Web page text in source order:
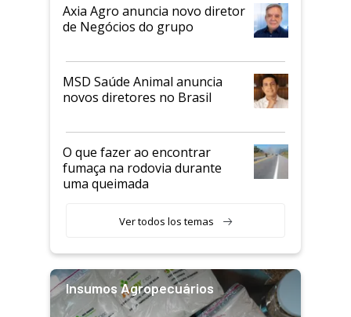
Axia Agro anuncia novo diretor
de Negócios do grupo
MSD Saúde Animal anuncia
novos diretores no Brasil
O que fazer ao encontrar
fumaça na rodovia durante
uma queimada
Ver todos los temas
Insumos Agropecuários